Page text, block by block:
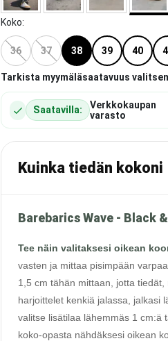
Koko:
36 37 38 39 40
Tarkista myymäläsaatavuus
Saatavilla:
Verkkokaupan
varasto
Kuinka tiedän kokoni
Barebarics Wave - Black
Tee näin valitaksesi oikean
vasten ja mittaa pisimpään
1,5 cm tähän mittaan, jotta
harjoittelet kenkiä jalassa, jalkasi
valitse lisätilaa lähemmäs 1 cm:ä
koko-opasta nähdäksesi oikean